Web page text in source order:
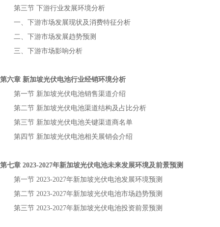
第三节 下游行业发展环境分析
一、下游市场发展现状及消费特征分析
二、下游市场发展趋势预测
三、下游市场影响分析
第六章 新加坡光伏电池行业经销环境分析
第一节 新加坡光伏电池销售渠道介绍
第二节 新加坡光伏电池渠道结构及占比分析
第三节 新加坡光伏电池关键渠道商名单
第四节 新加坡光伏电池相关展销会介绍
第七章 2023-2027年新加坡光伏电池未来发展环境及前景预测
第一节 2023-2027年新加坡光伏电池发展环境预测
第二节 2023-2027年新加坡光伏电池市场趋势预测
第三节 2023-2027年新加坡光伏电池投资前景预测